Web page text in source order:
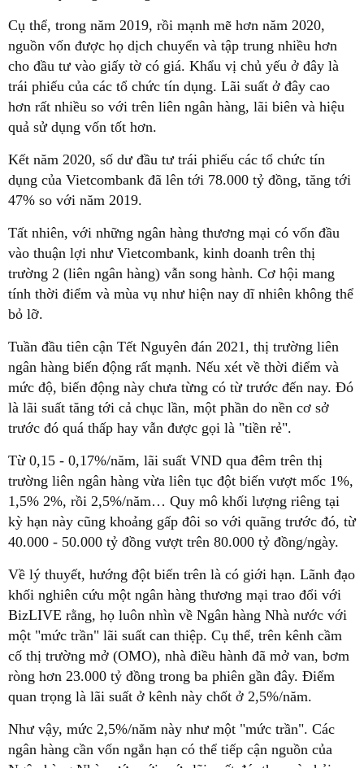
Cụ thể, trong năm 2019, rồi mạnh mẽ hơn năm 2020,
nguồn vốn được họ dịch chuyển và tập trung nhiều hơn
cho đầu tư vào giấy tờ có giá. Khẩu vị chủ yếu ở đây là
trái phiếu của các tổ chức tín dụng. Lãi suất ở đây cao
hơn rất nhiều so với trên liên ngân hàng, lãi biên và hiệu
quả sử dụng vốn tốt hơn.
Kết năm 2020, số dư đầu tư trái phiếu các tổ chức tín
dụng của Vietcombank đã lên tới 78.000 tỷ đồng, tăng tới
47% so với năm 2019.
Tất nhiên, với những ngân hàng thương mại có vốn đầu
vào thuận lợi như Vietcombank, kinh doanh trên thị
trường 2 (liên ngân hàng) vẫn song hành. Cơ hội mang
tính thời điểm và mùa vụ như hiện nay dĩ nhiên không thể
bỏ lỡ.
Tuần đầu tiên cận Tết Nguyên đán 2021, thị trường liên
ngân hàng biến động rất mạnh. Nếu xét về thời điểm và
mức độ, biến động này chưa từng có từ trước đến nay. Đó
là lãi suất tăng tới cả chục lần, một phần do nền cơ sở
trước đó quá thấp hay vẫn được gọi là "tiền rẻ".
Từ 0,15 - 0,17%/năm, lãi suất VND qua đêm trên thị
trường liên ngân hàng vừa liên tục đột biến vượt mốc 1%,
1,5% 2%, rồi 2,5%/năm… Quy mô khối lượng riêng tại
kỳ hạn này cũng khoảng gấp đôi so với quãng trước đó, từ
40.000 - 50.000 tỷ đồng vượt trên 80.000 tỷ đồng/ngày.
Về lý thuyết, hướng đột biến trên là có giới hạn. Lãnh đạo
khối nghiên cứu một ngân hàng thương mại trao đổi với
BizLIVE rằng, họ luôn nhìn về Ngân hàng Nhà nước với
một "mức trần" lãi suất can thiệp. Cụ thể, trên kênh cầm
cố thị trường mở (OMO), nhà điều hành đã mở van, bơm
ròng hơn 23.000 tỷ đồng trong ba phiên gần đây. Điểm
quan trọng là lãi suất ở kênh này chốt ở 2,5%/năm.
Như vậy, mức 2,5%/năm này như một "mức trần". Các
ngân hàng cần vốn ngắn hạn có thể tiếp cận nguồn của